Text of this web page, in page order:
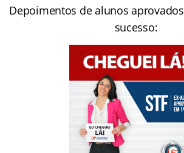
Depoimentos de alunos aprovados
sucesso: